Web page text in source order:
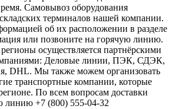
Самовывоз оборудования
терминалов нашей компании.
об их расположении в разделе
или позвоните на горячую линию.
регионы осуществляется партнёрскими
Деловые линии, ПЭК, СДЭК,
DHL. Мы также можем организовать
транспортные компании, которые
По всем вопросам доставки
линию +7 (800) 555-04-32